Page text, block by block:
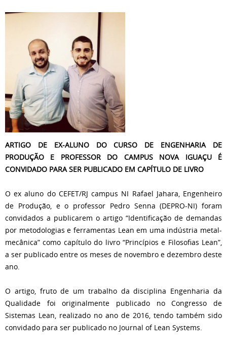
ARTIGO DE EX-ALUNO DO CURSO DE ENGENHARIA DE
PRODUÇÃO E PROFESSOR DO CAMPUS NOVA IGUAÇU É
CONVIDADO PARA SER PUBLICADO EM CAPÍTULO DE LIVRO
O ex aluno do CEFET/RJ campus NI Rafael Jahara, Engenheiro
de Produção, e o professor Pedro Senna (DEPRO-NI) foram
convidados a publicarem o artigo “Identificação de demandas
por metodologias e ferramentas Lean em uma indústria metal-
mecânica” como capítulo do livro “Princípios e Filosofias Lean”,
a ser publicado entre os meses de novembro e dezembro deste
ano.
O artigo, fruto de um trabalho da disciplina Engenharia da
Qualidade foi originalmente publicado no Congresso de
Sistemas Lean, realizado no ano de 2016, tendo também sido
convidado para ser publicado no Journal of Lean Systems.